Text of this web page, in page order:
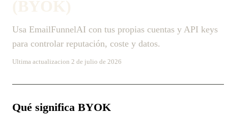
Usa EmailFunnelAI con tus propias cuentas y API keys
para controlar reputación, coste y datos.
Ultima actualizacion 2 de julio de 2026
Qué significa BYOK